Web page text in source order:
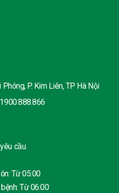
P. Kim Liên, TP Hà Nội
1900.888.866
cầu
Từ 05:00
Từ 06:00